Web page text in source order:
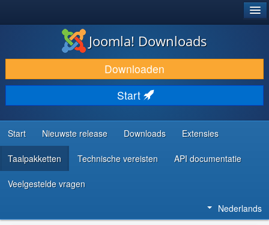
DOWNLOAD & BREID UIT
ONTDEK & LEER
COMMUNITY & ONDERSTEUNING
ONTWIKKELAARSBRONNEN
Joomla! Downloads
Downloaden
Start
Start Nieuwste release Downloads Extensies
Taalpakketten Technische vereisten API documentatie
Veelgestelde vragen
Nederlands